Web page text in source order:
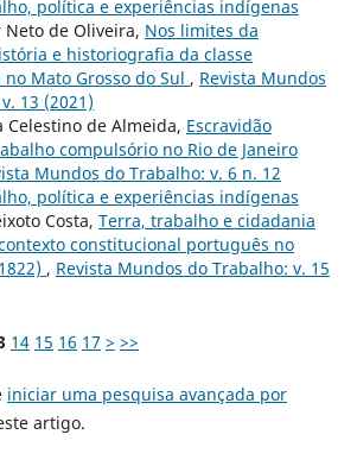
política e experiências indígenas
de Oliveira, Nos limites da
e historiografia da classe
Mato Grosso do Sul , Revista Mundos
13 (2021)
Celestino de Almeida, Escravidão
compulsório no Rio de Janeiro
Mundos do Trabalho: v. 6 n. 12
política e experiências indígenas
Costa, Terra, trabalho e cidadania
constitucional português no
, Revista Mundos do Trabalho: v. 15
14 15 16 17 > >>
iniciar uma pesquisa avançada por
artigo.